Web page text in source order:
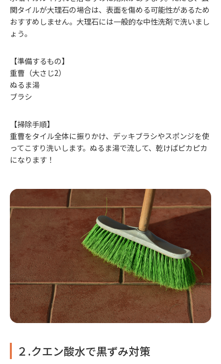
関タイルが大理石の場合は、表面を傷める可能性があるため
おすすめしません。大理石には一般的な中性洗剤で洗いまし
ょう。
【準備するもの】
重曹（大さじ2）
ぬるま湯
ブラシ
【掃除手順】
重曹をタイル全体に振りかけ、デッキブラシやスポンジを使
ってこすり洗いします。ぬるま湯で流して、乾けばピカピカ
になります！
２.クエン酸水で黒ずみ対策